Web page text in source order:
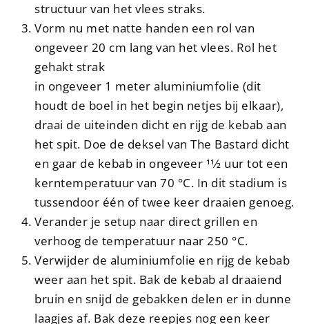
structuur van het vlees straks.
Vorm nu met natte handen een rol van
ongeveer 20 cm lang van het vlees. Rol het
gehakt strak
in ongeveer 1 meter aluminiumfolie (dit
houdt de boel in het begin netjes bij elkaar),
draai de uiteinden dicht en rijg de kebab aan
het spit. Doe de deksel van The Bastard dicht
en gaar de kebab in ongeveer 11⁄2 uur tot een
kerntemperatuur van 70 °C. In dit stadium is
tussendoor één of twee keer draaien genoeg.
Verander je setup naar direct grillen en
verhoog de temperatuur naar 250 °C.
Verwijder de aluminiumfolie en rijg de kebab
weer aan het spit. Bak de kebab al draaiend
bruin en snijd de gebakken delen er in dunne
laagjes af. Bak deze reepjes nog een keer